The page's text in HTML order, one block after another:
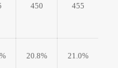
450 455
20.8% 21.0%